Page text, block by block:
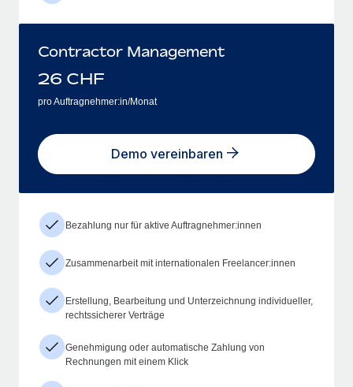
Contractor Management
26 CHF
pro Auftragnehmer:in/Monat
Demo vereinbaren
Bezahlung nur für aktive Auftragnehmer:innen
Zusammenarbeit mit internationalen Freelancer:innen
Erstellung, Bearbeitung und Unterzeichnung individueller,
rechtssicherer Verträge
Genehmigung oder automatische Zahlung von
Rechnungen mit einem Klick